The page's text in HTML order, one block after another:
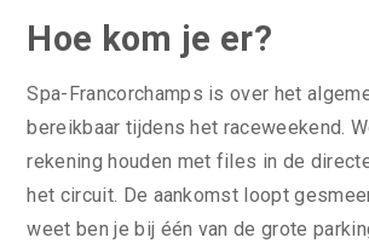
Hoe kom je er?
Spa-Francorchamps is over het
bereikbaar tijdens het raceweekend.
rekening houden met files in de
het circuit. De aankomst loopt
weet ben je bij één van de grote